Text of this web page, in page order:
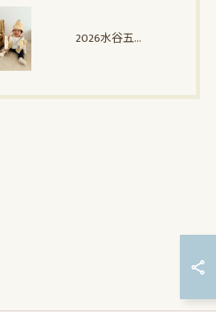
2026水谷五月人形・鯉のぼりフォトコンテスト ご応募作品♪